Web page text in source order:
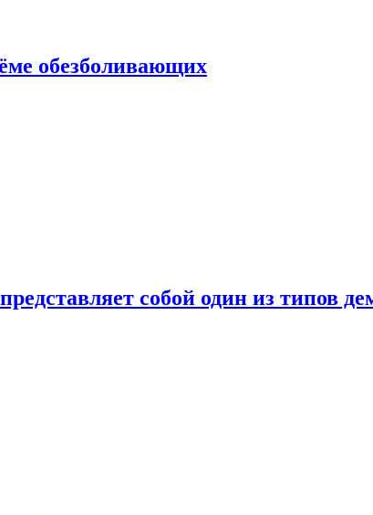
обезболивающих
собой один из типов